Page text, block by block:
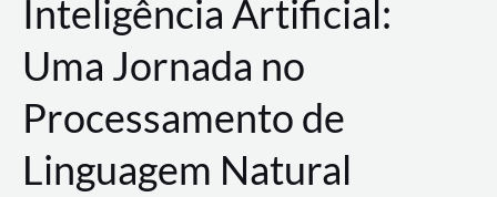
Inteligência Artificial:
Uma Jornada no
Processamento de
Linguagem Natural